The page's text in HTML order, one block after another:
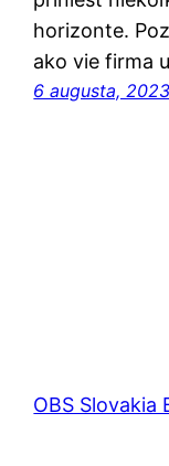
horizonte.
ako vie firma
6 augusta, 2023
OBS Slovakia